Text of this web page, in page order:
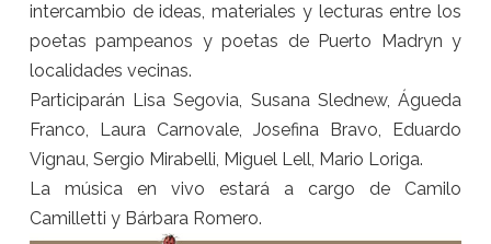
intercambio de ideas, materiales y lecturas entre los
poetas pampeanos y poetas de Puerto Madryn y
localidades vecinas.
Participarán Lisa Segovia, Susana Slednew, Águeda
Franco, Laura Carnovale, Josefina Bravo, Eduardo
Vignau, Sergio Mirabelli, Miguel Lell, Mario Loriga.
La música en vivo estará a cargo de Camilo
Camilletti y Bárbara Romero.